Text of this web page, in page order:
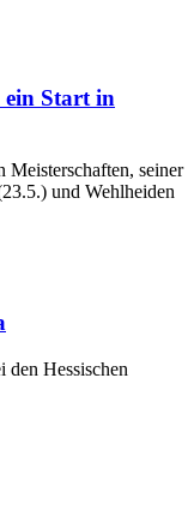
ein Start in
Meisterschaften, seiner
und Wehlheiden
den Hessischen